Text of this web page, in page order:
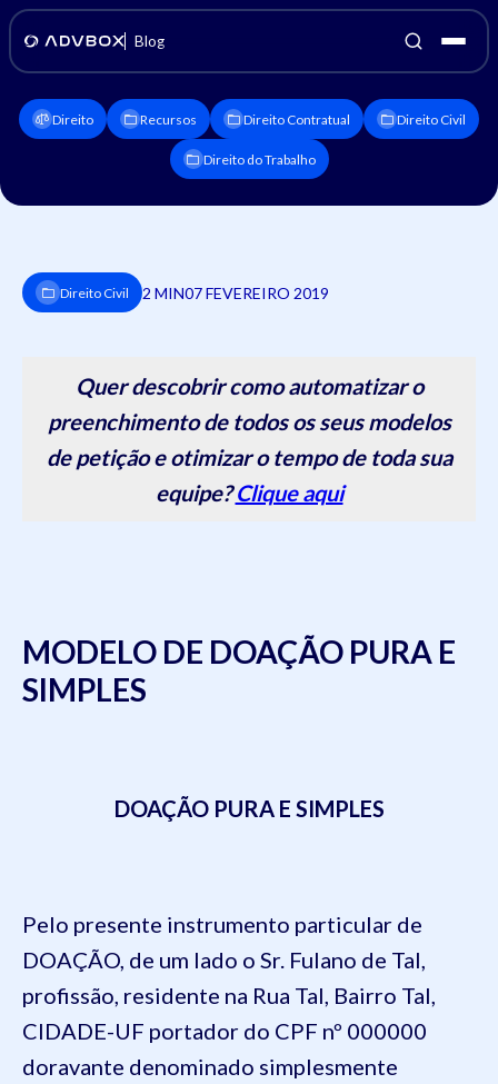
Blog
Direito Recursos Direito Contratual Direito Civil
Direito do Trabalho
Direito Civil 2 MIN07 FEVEREIRO 2019
Quer descobrir como automatizar o
preenchimento de todos os seus modelos
de petição e otimizar o tempo de toda sua
equipe?Clique aqui
MODELO DE DOAÇÃO PURA E
SIMPLES
DOAÇÃO PURA E SIMPLES
Pelo presente instrumento particular de
DOAÇÃO, de um lado o Sr. Fulano de Tal,
profissão, residente na Rua Tal, Bairro Tal,
CIDADE-UF portador do CPF nº 000000
doravante denominado simplesmente